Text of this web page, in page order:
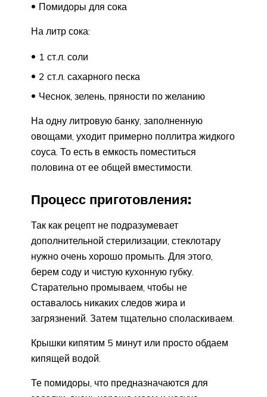
Помидоры для сока
На литр сока:
1 ст.л. соли
2 ст.л. сахарного песка
Чеснок, зелень, пряности по желанию
На одну литровую банку, заполненную
овощами, уходит примерно поллитра жидкого
соуса. То есть в емкость поместиться
половина от ее общей вместимости.
Процесс приготовления:
Так как рецепт не подразумевает
дополнительной стерилизации, стеклотару
нужно очень хорошо промыть. Для этого,
берем соду и чистую кухонную губку.
Старательно промываем, чтобы не
оставалось никаких следов жира и
загрязнений. Затем тщательно споласкиваем.
Крышки кипятим 5 минут или просто обдаем
кипящей водой.
Те помидоры, что предназначаются для